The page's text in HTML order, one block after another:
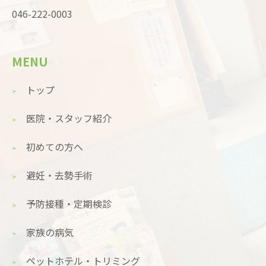
046-222-0003
MENU
トップ
医院・スタッフ紹介
初めての方へ
避妊・去勢手術
予防接種・定期検診
家族の病気
ペットホテル・トリミング